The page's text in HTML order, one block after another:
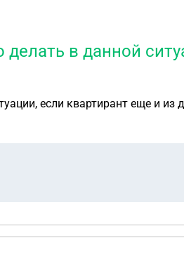
в данной
если квартирант еще и из